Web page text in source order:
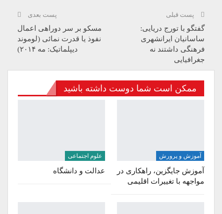
پست قبلی
گفتگو با تورج دریایی:
ساسانیان ایرانشهری
فرهنگی داشتند نه
جغرافیایی
پست بعدی
مسکو بر سر دوراهی اعمال
نفوذ یا قدرت نمائی (لوموند
دیپلماتیک: مه ۲۰۱۴)
ممکن است شما دوست داشته باشید
آموزش و پرورش
آموزش جایگزین، راهکاری در
مواجهه با تغییرات اقلیمی
علوم اجتماعی
عدالت و دانشگاه